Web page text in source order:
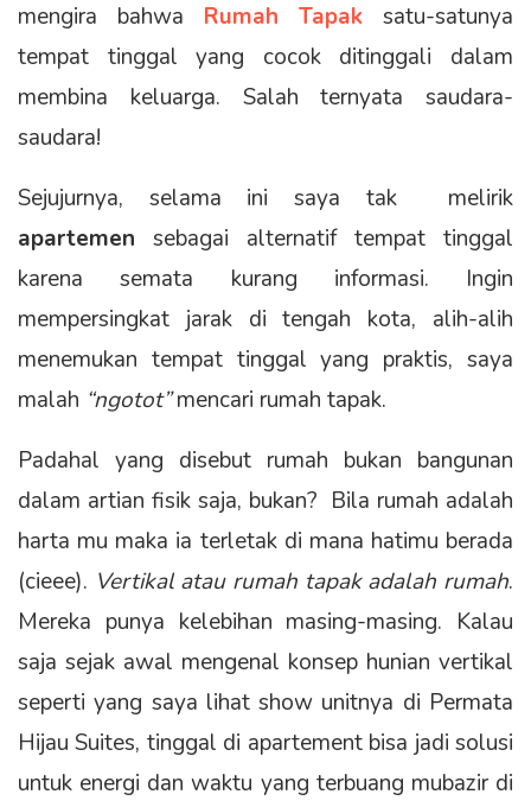
mengira bahwa Rumah Tapak satu-satunya
tempat tinggal yang cocok ditinggali dalam
membina keluarga. Salah ternyata saudara-
saudara!
Sejujurnya, selama ini saya tak melirik
apartemen sebagai alternatif tempat tinggal
karena semata kurang informasi. Ingin
mempersingkat jarak di tengah kota, alih-alih
menemukan tempat tinggal yang praktis, saya
malah “ngotot”mencari rumah tapak.
Padahal yang disebut rumah bukan bangunan
dalam artian fisik saja, bukan? Bila rumah adalah
harta mu maka ia terletak di mana hatimu berada
(cieee). Vertikal atau rumah tapak adalah rumah.
Mereka punya kelebihan masing-masing. Kalau
saja sejak awal mengenal konsep hunian vertikal
seperti yang saya lihat show unitnya di Permata
Hijau Suites, tinggal di apartement bisa jadi solusi
untuk energi dan waktu yang terbuang mubazir di